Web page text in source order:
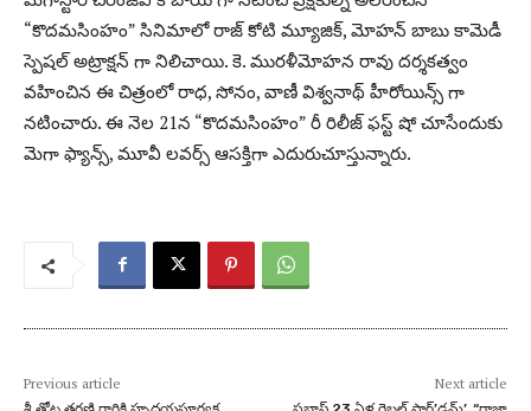
“కొదమసింహం” సినిమాలో రాజ్ కోటి మ్యూజిక్, మోహన్ బాబు కామెడీ
స్పెషల్ అట్రాక్షన్ గా నిలిచాయి. కె. మురళీమోహన రావు దర్శకత్వం
వహించిన ఈ చిత్రంలో రాధ, సోనం, వాణీ విశ్వనాథ్ హీరోయిన్స్ గా
నటించారు. ఈ నెల 21న “కొదమసింహం” రీ రిలీజ్ ఫస్ట్ షో చూసేందుకు
మెగా ఫ్యాన్స్, మూవీ లవర్స్ ఆసక్తిగా ఎదురుచూస్తున్నారు.
Previous article Next article